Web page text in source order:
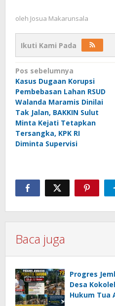
oleh Josua Makarunsala
Ikuti Kami Pada
Navigasi
pos
Pos sebelumnya
Kasus Dugaan Korupsi
Pembebasan Lahan RSUD
Walanda Maramis Dinilai
Tak Jalan, BAKKIN Sulut
Minta Kejati Tetapkan
Tersangka, KPK RI
Diminta Supervisi
Baca juga
Progres
Desa
Hukum Tua